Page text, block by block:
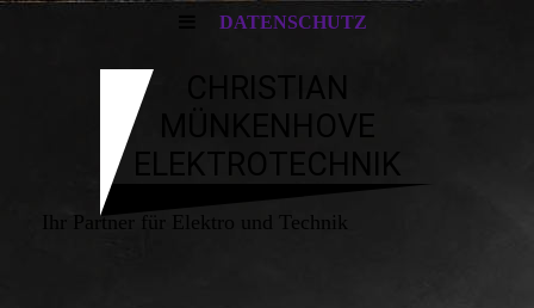
DATENSCHUTZ
MÜNKENHOVE
ELEKTROTECHNIK
Ihr Partner für Elektro und Technik